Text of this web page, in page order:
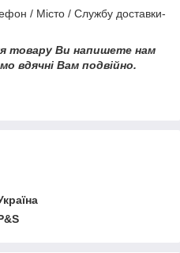
/ Місто / Службу доставки-
товару Ви напишете нам
вдячні Вам подвійно.